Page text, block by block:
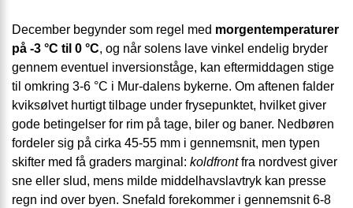
December begynder som regel med morgentemperaturer
på -3 °C til 0 °C, og når solens lave vinkel endelig bryder
gennem eventuel inversions­tåge, kan eftermiddagen stige
til omkring 3-6 °C i Mur-dalens bykerne. Om aftenen falder
kviksølvet hurtigt tilbage under frysepunktet, hvilket giver
gode betingelser for rim på tage, biler og baner. Nedbøren
fordeler sig på cirka 45-55 mm i gennemsnit, men typen
skifter med få graders marginal: koldfrontfra nordvest giver
sne eller slud, mens milde middelhavs­lavtryk kan presse
regn ind over byen. Snefald forekommer i gennemsnit 6-8